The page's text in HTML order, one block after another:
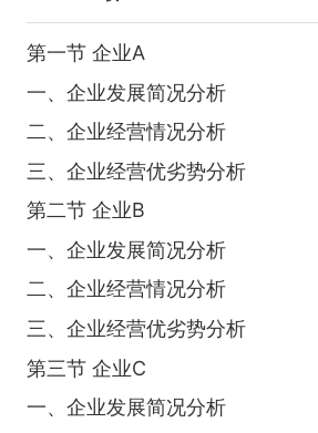
第一节 企业A
一、企业发展简况分析
二、企业经营情况分析
三、企业经营优劣势分析
第二节 企业B
一、企业发展简况分析
二、企业经营情况分析
三、企业经营优劣势分析
第三节 企业C
一、企业发展简况分析